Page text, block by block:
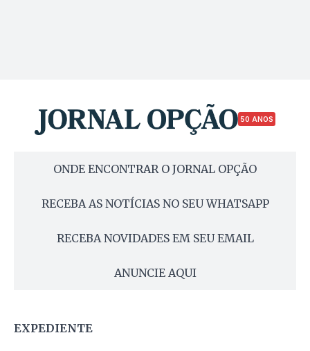
50 ANOS
ONDE ENCONTRAR O JORNAL OPÇÃO
RECEBA AS NOTÍCIAS NO SEU WHATSAPP
RECEBA NOVIDADES EM SEU EMAIL
ANUNCIE AQUI
EXPEDIENTE